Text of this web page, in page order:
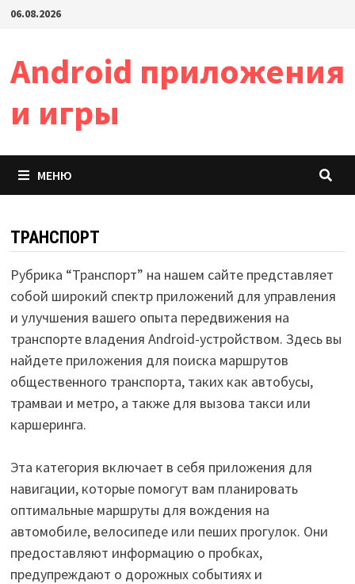
Перейти
06.08.2026
Android приложения
и игры
МЕНЮ
ТРАНСПОРТ
Рубрика “Транспорт” на нашем сайте представляет
собой широкий спектр приложений для управления
и улучшения вашего опыта передвижения на
транспорте владения Android-устройством. Здесь вы
найдете приложения для поиска маршрутов
общественного транспорта, таких как автобусы,
трамваи и метро, а также для вызова такси или
каршеринга.
Эта категория включает в себя приложения для
навигации, которые помогут вам планировать
оптимальные маршруты для вождения на
автомобиле, велосипеде или пеших прогулок. Они
предоставляют информацию о пробках,
предупреждают о дорожных событиях и